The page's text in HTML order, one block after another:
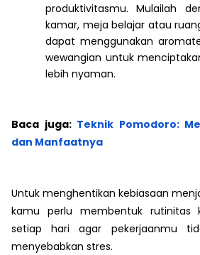
produktivitasmu. Mulailah
kamar, meja belajar atau
dapat menggunakan
wewangian untuk
lebih nyaman.
Baca juga: Teknik Pomodoro:
dan Manfaatnya
Untuk menghentikan kebiasaan
kamu perlu membentuk rutinitas
setiap hari agar pekerjaanmu
menyebabkan stres.